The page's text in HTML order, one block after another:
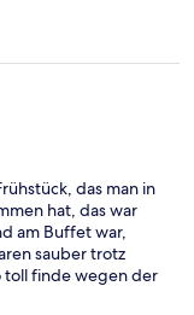
mit "nein"
das man in
hat, das war
am Buffet war,
sauber trotz
toll finde wegen der
Stellen, in